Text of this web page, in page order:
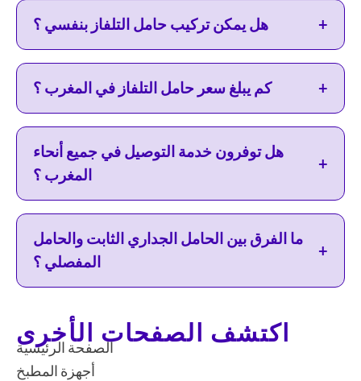
هل يمكن تركيب حامل التلفاز بنفسي ؟ +
كم يبلغ سعر حامل التلفاز في المغرب ؟ +
هل توفرون خدمة التوصيل في جميع أنحاء
المغرب ؟
+
ما الفرق بين الحامل الجداري الثابت والحامل
المفصلي ؟
+
اكتشف الصفحات الأخرى
الصفحة الرئيسية
أجهزة المطبخ